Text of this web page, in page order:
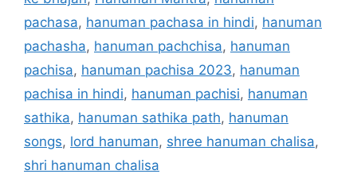
pachasa, hanuman pachasa in hindi, hanuman
pachasha, hanuman pachchisa, hanuman
pachisa, hanuman pachisa 2023, hanuman
pachisa in hindi, hanuman pachisi, hanuman
sathika, hanuman sathika path, hanuman
songs, lord hanuman, shree hanuman chalisa,
shri hanuman chalisa